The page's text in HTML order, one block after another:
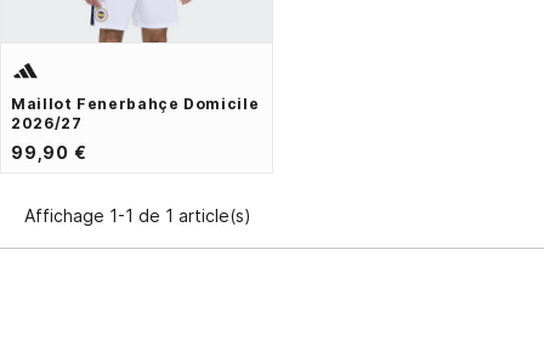
Maillot Fenerbahçe Domicile
2026/27
99,90 €
Affichage 1-1 de 1 article(s)